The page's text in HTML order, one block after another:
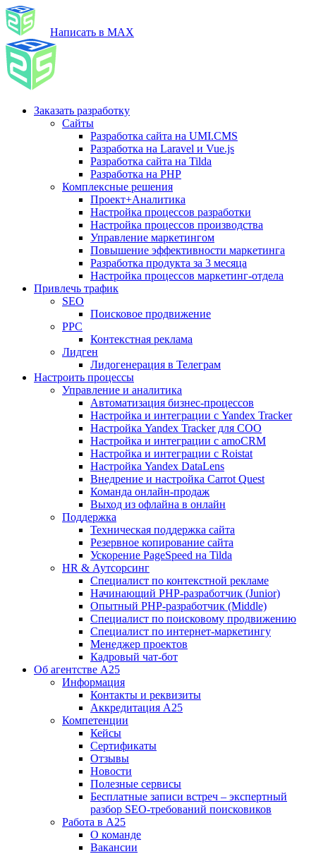
Написать в MAX
Заказать разработку
Сайты
Разработка сайта на UMI.CMS
Разработка на Laravel и Vue.js
Разработка сайта на Tilda
Разработка на PHP
Комплексные решения
Проект+Аналитика
Настройка процессов разработки
Настройка процессов производства
Управление маркетингом
Повышение эффективности маркетинга
Разработка продукта за 3 месяца
Настройка процессов маркетинг-отдела
Привлечь трафик
SEO
Поисковое продвижение
PPC
Контекстная реклама
Лидген
Лидогенерация в Телеграм
Настроить процессы
Управление и аналитика
Автоматизация бизнес-процессов
Настройка и интеграции с Yandex Tracker
Настройка Yandex Tracker для СОО
Настройка и интеграции с amoCRM
Настройка и интеграции с Roistat
Настройка Yandex DataLens
Внедрение и настройка Carrot Quest
Команда онлайн-продаж
Выход из офлайна в онлайн
Поддержка
Техническая поддержка сайта
Резервное копирование сайта
Ускорение PageSpeed на Tilda
HR & Аутсорсинг
Специалист по контекстной рекламе
Начинающий PHP-разработчик (Junior)
Опытный PHP-разработчик (Middle)
Специалист по поисковому продвижению
Специалист по интернет-маркетингу
Менеджер проектов
Кадровый чат-бот
Об агентстве А25
Информация
Контакты и реквизиты
Аккредитация А25
Компетенции
Кейсы
Сертификаты
Отзывы
Новости
Полезные сервисы
Бесплатные записи встреч – экспертный
разбор SEO-требований поисковиков
Работа в А25
О команде
Вакансии